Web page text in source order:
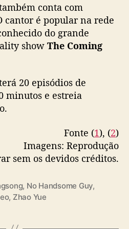
o
Y
u
e
,
n
F
s
o
n
e
March 4,
conta com
cantor é popular na rede
do grande
show The Coming
20 episódios de
minutos e estreia
Fonte (1), (2)
Imagens: Reprodução
sem os devidos créditos.
, No Handsome Guy,
, Zhao Yue